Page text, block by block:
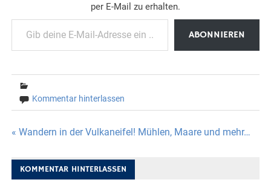
per E-Mail zu erhalten.
Gib deine E-Mail-Adresse ein ...
ABONNIEREN
Kommentar hinterlassen
Beitragsnavigation
« Wandern in der Vulkaneifel! Mühlen, Maare und mehr…
KOMMENTAR HINTERLASSEN